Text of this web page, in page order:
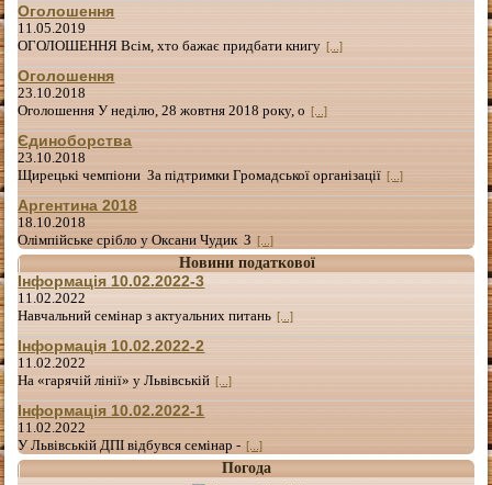
Оголошення
11.05.2019
ОГОЛОШЕННЯ Всім, хто бажає придбати книгу [...]
Оголошення
23.10.2018
Оголошення У неділю, 28 жовтня 2018 року, о [...]
Єдиноборства
23.10.2018
Щирецькі чемпіони За підтримки Громадської організації [...]
Аргентина 2018
18.10.2018
Олімпійське срібло у Оксани Чудик З [...]
Новини податкової
Інформація 10.02.2022-3
11.02.2022
Навчальний семінар з актуальних питань [...]
Інформація 10.02.2022-2
11.02.2022
На «гарячій лінії» у Львівській [...]
Інформація 10.02.2022-1
11.02.2022
У Львівській ДПІ відбувся семінар - [...]
Погода